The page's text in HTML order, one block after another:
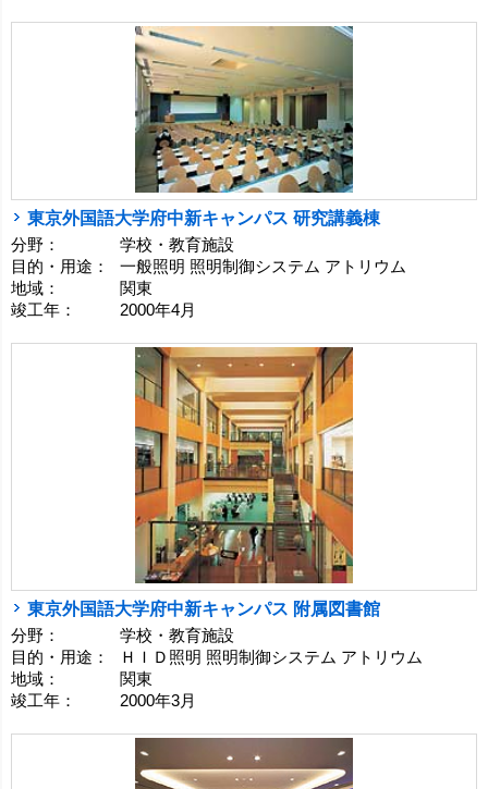
東京外国語大学府中新キャンパス 研究講義棟
分野：
学校・教育施設
目的・用途：
一般照明 照明制御システム アトリウム
地域：
関東
竣工年：
2000年4月
東京外国語大学府中新キャンパス 附属図書館
分野：
学校・教育施設
目的・用途：
ＨＩＤ照明 照明制御システム アトリウム
地域：
関東
竣工年：
2000年3月